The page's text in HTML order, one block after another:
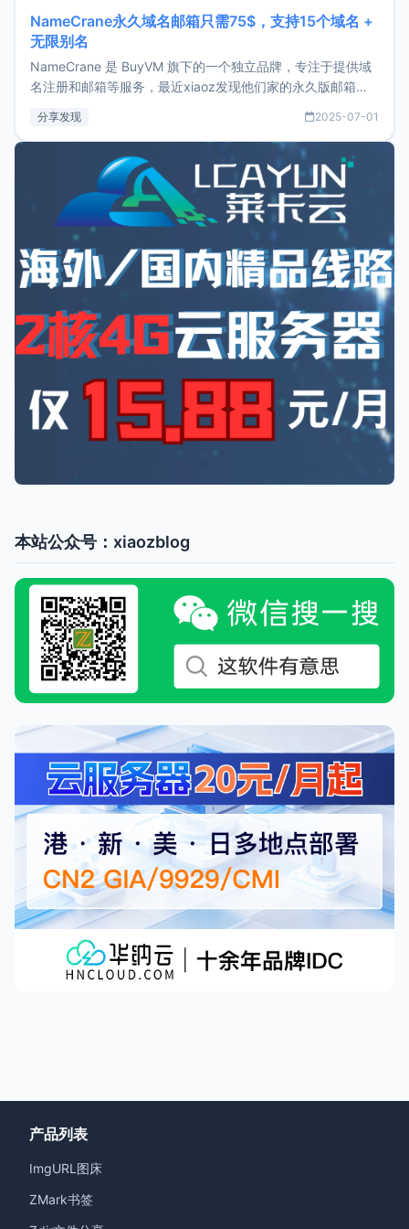
NameCrane永久域名邮箱只需75$，支持15个域名 +
无限别名
NameCrane 是 BuyVM 旗下的一个独立品牌，专注于提供域
名注册和邮箱等服务，最近xiaoz发现他们家的永久版邮箱服
又实惠的域名邮箱，不妨尝试一下 NameCrane。注册
NameCraneNameCrane不支持直接注册，必须要购买
分享发现 2025-07-01
本站公众号：xiaozblog
产品列表
ImgURL图床
ZMark书签